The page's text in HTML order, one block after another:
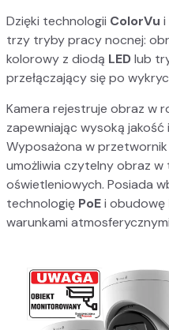
Dzięki technologii ColorVu i
trzy tryby pracy nocnej:
kolorowy z diodą LEDlub
przełączający się po
Kamera rejestruje obraz w
zapewniając wysoką jakość
Wyposażona w przetwornik
umożliwia czytelny obraz
oświetleniowych. Posiada
technologię PoEi obudowę
warunkami